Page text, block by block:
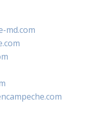
md.com